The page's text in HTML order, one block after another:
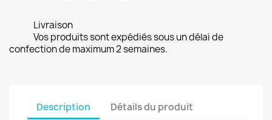
Livraison
Vos produits sont expédiés sous un délai de
confection de maximum 2 semaines.
Description Détails du produit